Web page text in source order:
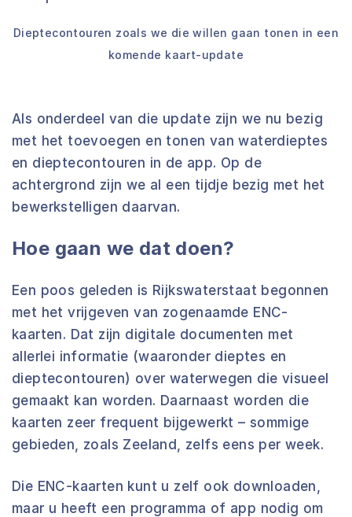
Dieptecontouren zoals we die willen gaan tonen in een
komende kaart-update
Als onderdeel van die update zijn we nu bezig
met het toevoegen en tonen van waterdieptes
en dieptecontouren in de app. Op de
achtergrond zijn we al een tijdje bezig met het
bewerkstelligen daarvan.
Hoe gaan we dat doen?
Een poos geleden is Rijkswaterstaat begonnen
met het vrijgeven van zogenaamde ENC-
kaarten. Dat zijn digitale documenten met
allerlei informatie (waaronder dieptes en
dieptecontouren) over waterwegen die visueel
gemaakt kan worden. Daarnaast worden die
kaarten zeer frequent bijgewerkt – sommige
gebieden, zoals Zeeland, zelfs eens per week.
Die ENC-kaarten kunt u zelf ook downloaden,
maar u heeft een programma of app nodig om